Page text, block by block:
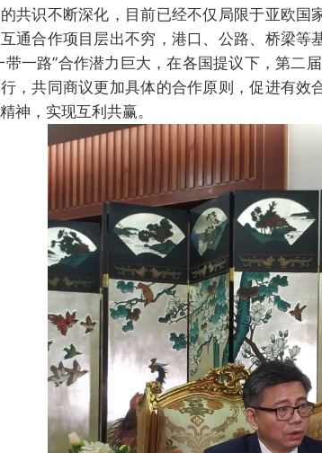
共识不断深化，目前已经不仅局限于亚欧国
通合作项目层出不穷，港口、公路、桥梁等
带一路”合作潜力巨大，在各国提议下，第二
，共同商议更加具体的合作原则，促进有效
神，实现互利共赢。